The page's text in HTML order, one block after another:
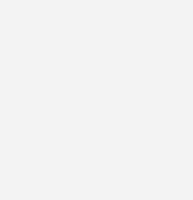
Jahr eine
in Europa Betroffenen
Todeszahlen
Kosten. Ursache
berührten